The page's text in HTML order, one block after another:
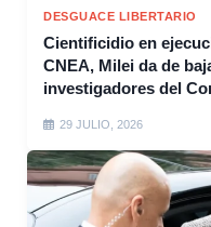
DESGUACE LIBERTARIO
Cientificidio en
CNEA, Milei da de
investigadores del
29 JULIO, 2026